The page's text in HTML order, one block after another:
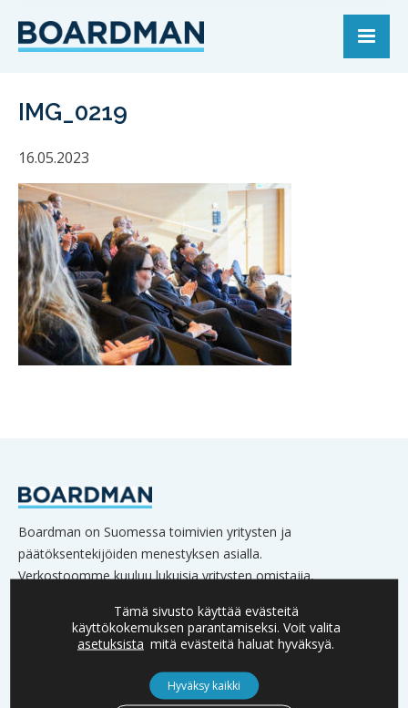
IMG_0219
16.05.2023
Boardman on Suomessa toimivien yritysten ja
päätöksentekijöiden menestyksen asialla.
Verkostoomme kuuluu lukuisia yritysten omistajia,
YHTEYSTIEDOT
Tämä sivusto käyttää evästeitä
käyttökokemuksen parantamiseksi. Voit valita
asetuksista mitä evästeitä haluat hyväksyä.
Hyväksy kaikki